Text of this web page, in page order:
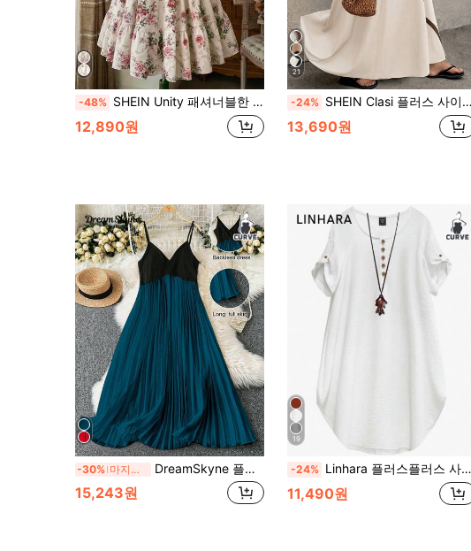
-48% SHEIN Unity 패셔너블한 봄/여름 플로럴 프린트 핑크 시리즈 스파게티 스트랩 케이크 드레스
12,890원
21
-24% SHEIN Clasi 플러스 사이즈 여성 꽃무늬 V넥 캐주얼 파티 드레스
13,690원
-30% 마지막 2일 DreamSkyne 플리츠 스플라이싱 캐미솔 드레스, 로맨틱 & 우아한 플러스 사이즈 여성 신상
15,243원
19
-24% Linhara 플러스플러스 사이즈 여성 크루넥 반팔 일상 편안한 디자인 감각 드레스, 일상 통근에 적합
11,490원